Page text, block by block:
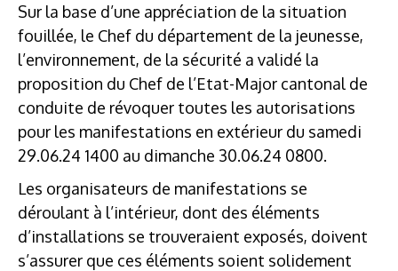
Sur la base d’une appréciation de la situation
fouillée, le Chef du département de la jeunesse,
l’environnement, de la sécurité a validé la
proposition du Chef de l’Etat-Major cantonal de
conduite de révoquer toutes les autorisations
pour les manifestations en extérieur du samedi
29.06.24 1400 au dimanche 30.06.24 0800.
Les organisateurs de manifestations se
déroulant à l’intérieur, dont des éléments
d’installations se trouveraient exposés, doivent
s’assurer que ces éléments soient solidement